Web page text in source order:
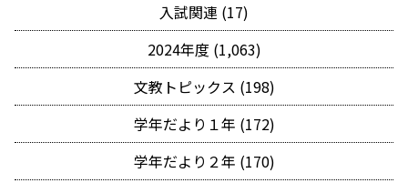
入試関連 (17)
2024年度 (1,063)
文教トピックス (198)
学年だより１年 (172)
学年だより２年 (170)